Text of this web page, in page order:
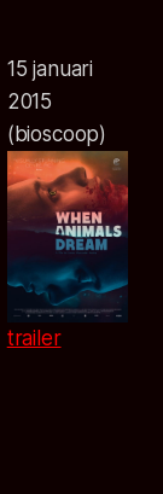
15 januari
2015
(bioscoop)
trailer